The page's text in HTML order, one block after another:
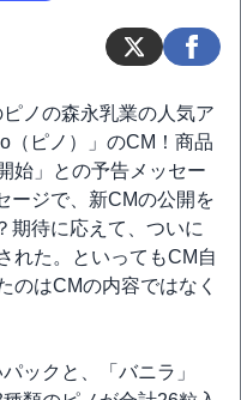
ノの森永乳業の人気ア
（ピノ）」のCM！商品
始」との予告メッセー
ージで、新CMの公開を
期待に応えて、ついに
れた。といってもCM自
のはCMの内容ではなく
ックと、「バニラ」